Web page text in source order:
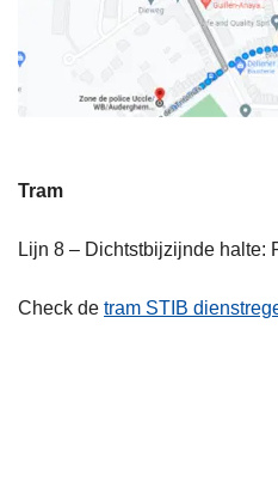
Tram
Lijn 8 – Dichtstbijzijnde halte:
Check de tram STIB